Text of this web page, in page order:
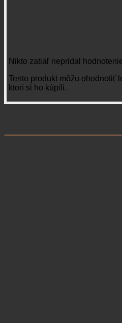
Nikto zatiaľ nepridal
Tento produkt môžu ohodnotiť
ktorí si ho kúpili.